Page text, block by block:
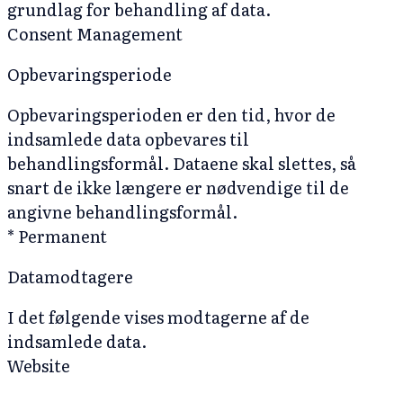
grundlag for behandling af data.
Consent Management
Opbevaringsperiode
Opbevaringsperioden er den tid, hvor de
indsamlede data opbevares til
behandlingsformål. Dataene skal slettes, så
snart de ikke længere er nødvendige til de
angivne behandlingsformål.
* Permanent
Datamodtagere
I det følgende vises modtagerne af de
indsamlede data.
Website